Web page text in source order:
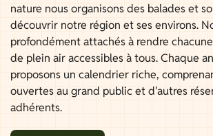
nature nous organisons des balades et
découvrir notre région et ses environs.
profondément attachés à rendre
de plein air accessibles à tous. Chaque
proposons un calendrier riche,
ouvertes au grand public et d'autres
adhérents.